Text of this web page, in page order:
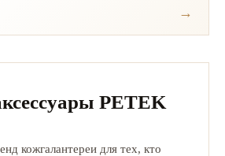
PETEK
кожгалантереи для тех, кто